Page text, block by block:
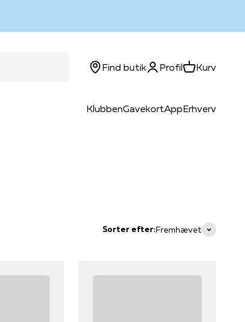
KlubbenGavekortAppErhverv
Find butikLog ind
ProfilKurvKurv
Sorter efter:Fremhævet